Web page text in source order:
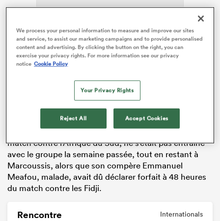
ADVERTISEMENT
Thibaud Flament, touché à une cuisse pendant le
match contre l’Afrique du Sud, ne s’était pas entraîné
avec le groupe la semaine passée, tout en restant à
Marcoussis, alors que son compère Emmanuel
Meafou, malade, avait dû déclarer forfait à 48 heures
du match contre les Fidji.
Rencontre Internationals
We process your personal information to measure and improve our sites
and service, to assist our marketing campaigns and to provide personalised
content and advertising. By clicking the button on the right, you can
exercise your privacy rights. For more information see our privacy
notice Cookie Policy
Your Privacy Rights
Reject All Accept Cookies